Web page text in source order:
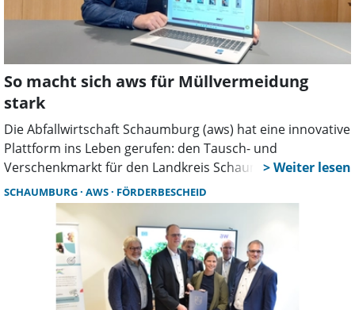
So macht sich aws für Müllvermeidung
stark
Die Abfallwirtschaft Schaumburg (aws) hat eine innovative
Plattform ins Leben gerufen: den Tausch- und
Verschenkmarkt für den Landkreis Schaumburg. Diese
neue Online-Plattform ermöglicht es, gebrauchte
Gegenstände einfach und unkompliziert zu verschenken
oder zu tauschen. Mit diesem Angebot fördert die aws die
Weiterverwendung von Alltagsgegenständen und leistet
einen aktiven Beitrag zum Umwelt- und Klimaschutz.
Denn was nicht neu produziert und gekauft werden muss,
schont wertvolle Ressourcen.
SCHAUMBURG AWS FÖRDERBESCHEID